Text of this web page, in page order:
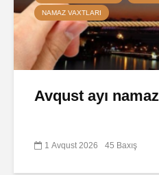
NAMAZ VAXTLARI
Avqust ayı
1 Avqust 2026 45 Baxış